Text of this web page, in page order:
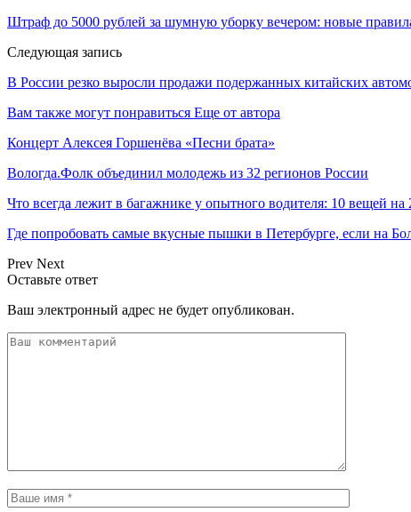
Штраф до 5000 рублей за шумную уборку вечером: новые
Следующая запись
В России резко выросли продажи подержанных китайских
Вам также могут понравиться Еще от автора
Концерт Алексея Горшенёва «Песни брата»
Вологда.Фолк объединил молодежь из 32 регионов России
Что всегда лежит в багажнике у опытного водителя: 10 вещей на
Где попробовать самые вкусные пышки в Петербурге, если на
Prev Next
Оставьте ответ
Ваш электронный адрес не будет опубликован.